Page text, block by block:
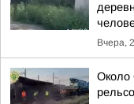
Вчера,
Около